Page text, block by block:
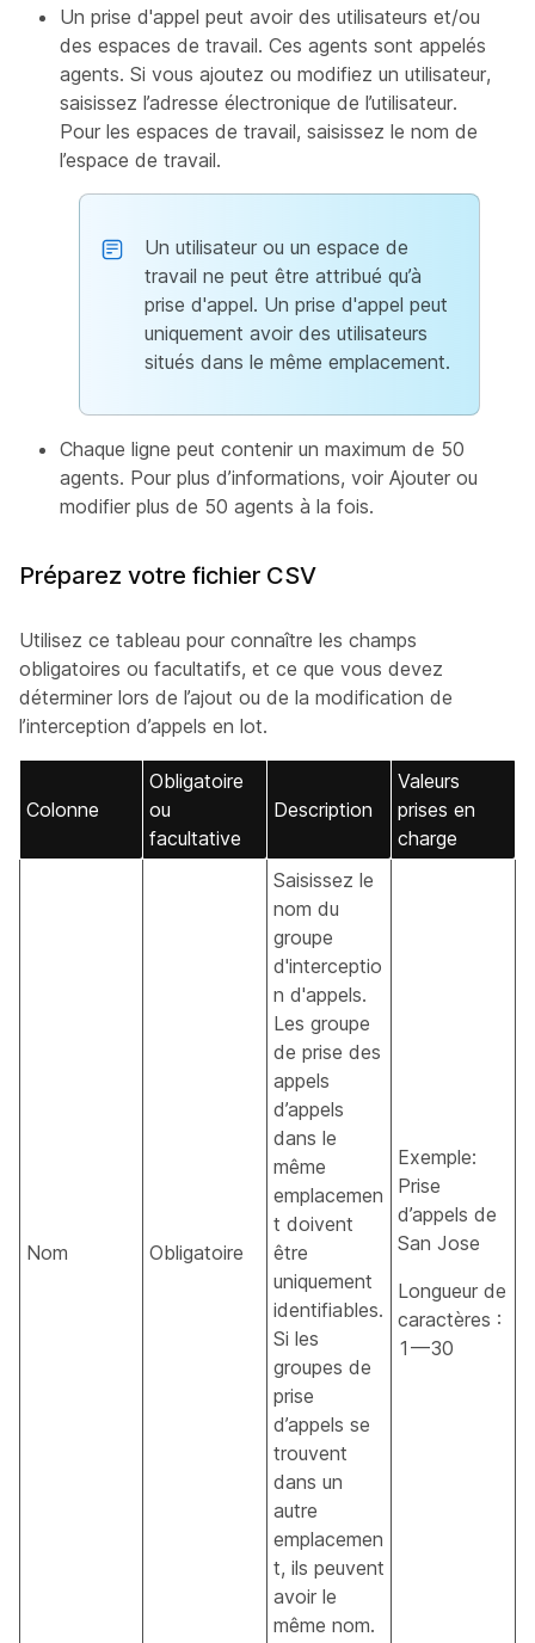
Un prise d'appel peut avoir des utilisateurs et/ou
des espaces de travail. Ces agents sont appelés
agents. Si vous ajoutez ou modifiez un utilisateur,
saisissez l’adresse électronique de l’utilisateur.
Pour les espaces de travail, saisissez le nom de
l’espace de travail.
Un utilisateur ou un espace de
travail ne peut être attribué qu’à
prise d'appel. Un prise d'appel peut
uniquement avoir des utilisateurs
situés dans le même emplacement.
Chaque ligne peut contenir un maximum de 50
agents. Pour plus d’informations, voir Ajouter ou
modifier plus de 50 agents à la fois.
Préparez votre fichier CSV
Utilisez ce tableau pour connaître les champs
obligatoires ou facultatifs, et ce que vous devez
déterminer lors de l’ajout ou de la modification de
l’interception d’appels en lot.
Colonne
Obligatoire
ou
facultative
Description
Valeurs
prises en
charge
Nom Obligatoire
Saisissez le
nom du
groupe
d'interceptio
n d'appels.
Les groupe
de prise des
appels
d’appels
dans le
même
emplacemen
t doivent
être
uniquement
identifiables.
Si les
groupes de
prise
d’appels se
trouvent
dans un
autre
emplacemen
t, ils peuvent
avoir le
même nom.
Exemple:
Prise
d’appels de
San Jose
Longueur de
caractères :
1—30